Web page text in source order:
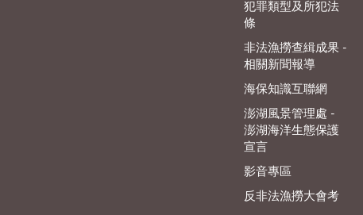
犯罪類型及所犯法
條
非法漁撈查緝成果 -
相關新聞報導
海保知識互聯網
澎湖風景管理處 -
澎湖海洋生態保護
宣言
影音專區
反非法漁撈大會考